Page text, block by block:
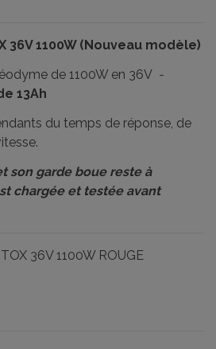
36V 1100W (Nouveau modèle)
de 1100W en 36V -
13Ah
du temps de réponse, de
son garde boue reste à
chargée et testée avant
36V 1100W ROUGE